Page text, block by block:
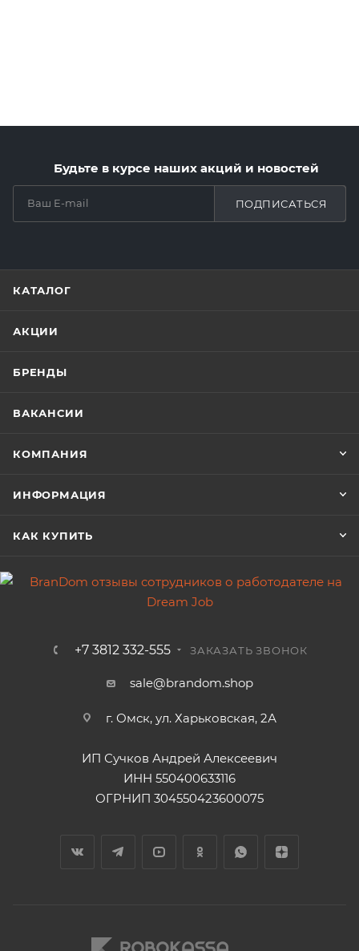
Будьте в курсе наших акций и новостей
ПОДПИСАТЬСЯ
КАТАЛОГ
АКЦИИ
БРЕНДЫ
ВАКАНСИИ
КОМПАНИЯ
ИНФОРМАЦИЯ
КАК КУПИТЬ
+7 3812 332-555 ЗАКАЗАТЬ ЗВОНОК
sale@brandom.shop
г. Омск, ул. Харьковская, 2А
ИП Сучков Андрей Алексеевич
ИНН 550400633116
ОГРНИП 304550423600075